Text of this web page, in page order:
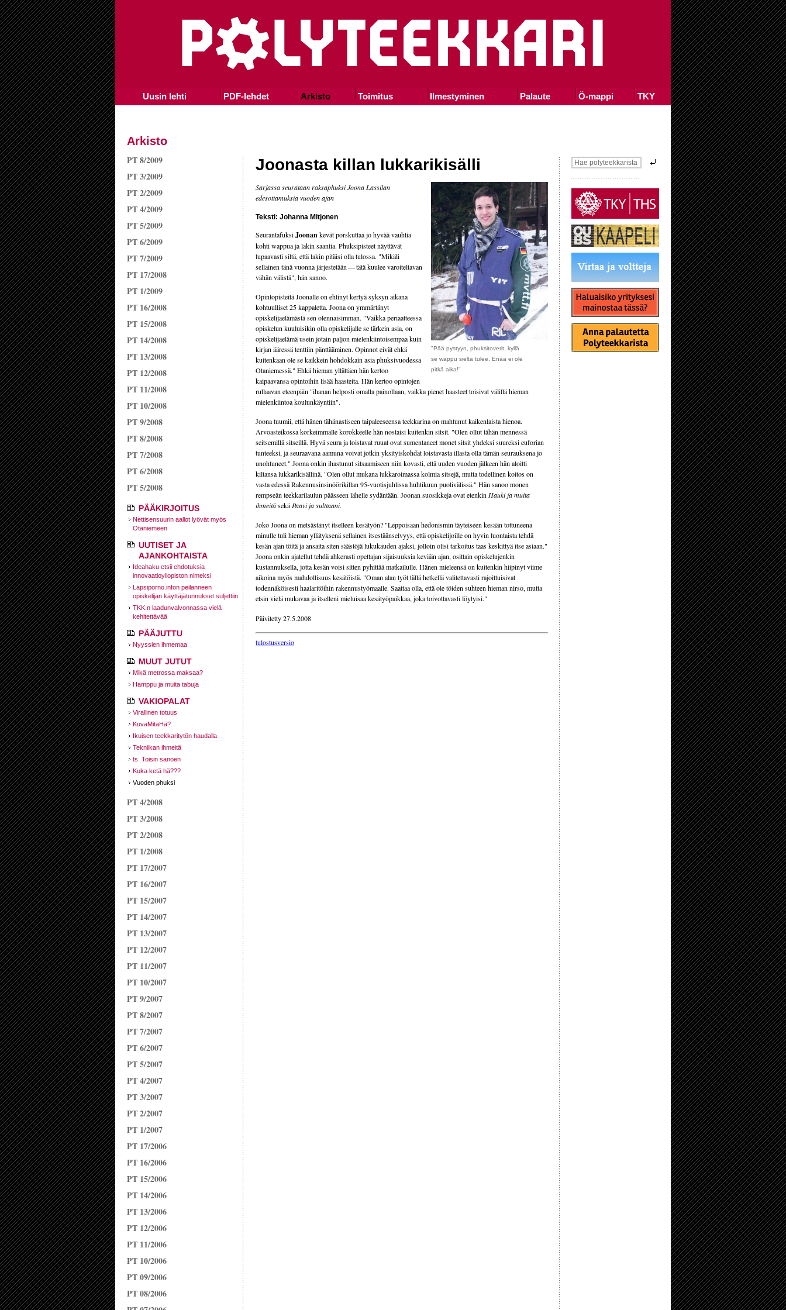
Uusin lehti PDF-lehdet Arkisto Toimitus Ilmestyminen Palaute Ö-mappi TKY
Arkisto
PT 8/2009
PT 3/2009
PT 2/2009
PT 4/2009
PT 5/2009
PT 6/2009
PT 7/2009
PT 17/2008
PT 1/2009
PT 16/2008
PT 15/2008
PT 14/2008
PT 13/2008
PT 12/2008
PT 11/2008
PT 10/2008
PT 9/2008
PT 8/2008
PT 7/2008
PT 6/2008
PT 5/2008
PÄÄKIRJOITUS
Nettisensuurin aallot lyövät myös
Otaniemeen
UUTISET JA
AJANKOHTAISTA
Ideahaku etsii ehdotuksia
innovaatioyliopiston nimeksi
Lapsiporno.infon peilanneen
opiskelijan käyttäjätunnukset suljettiin
TKK:n laadunvalvonnassa vielä
kehitettävää
PÄÄJUTTU
Nyyssien ihmemaa
MUUT JUTUT
Mikä metrossa maksaa?
Hamppu ja muita tabuja
VAKIOPALAT
Virallinen totuus
KuvaMitäHä?
Ikuisen teekkaritytön haudalla
Tekniikan ihmeitä
ts. Toisin sanoen
Kuka ketä hä???
Vuoden phuksi
PT 4/2008
PT 3/2008
PT 2/2008
PT 1/2008
PT 17/2007
PT 16/2007
PT 15/2007
PT 14/2007
PT 13/2007
PT 12/2007
PT 11/2007
PT 10/2007
PT 9/2007
PT 8/2007
PT 7/2007
PT 6/2007
PT 5/2007
PT 4/2007
PT 3/2007
PT 2/2007
PT 1/2007
PT 17/2006
PT 16/2006
PT 15/2006
PT 14/2006
PT 13/2006
PT 12/2006
PT 11/2006
PT 10/2006
PT 09/2006
PT 08/2006
Joonasta killan lukkarikisälli
"Pää pystyyn, phuksitoverit, kyllä
se wappu sieltä tulee. Enää ei ole
pitkä aika!"
Sarjassa seurataan raksaphuksi Joona Lassilan
edesottamuksia vuoden ajan
Teksti: Johanna Mitjonen
SeurantafuksiJoonankevät porskuttaa jo hyvää vauhtia
kohti wappua ja lakin saantia. Phuksipisteet näyttävät
lupaavasti siltä, että lakin pitäisi olla tulossa. "Mikäli
sellainen tänä vuonna järjestetään — tätä kuulee varoiteltavan
vähän välistä", hän sanoo.
Opintopisteitä Joonalle on ehtinyt kertyä syksyn aikana
kohtuulliset 25 kappaletta. Joona on ymmärtänyt
opiskelijaelämästä sen olennaisimman. "Vaikka periaatteessa
opiskelun kuuluisikin olla opiskelijalle se tärkein asia, on
opiskelijaelämä usein jotain paljon mielenkiintoisempaa kuin
kirjan ääressä tenttiin pänttääminen. Opinnot eivät ehkä
kuitenkaan ole se kaikkein hohdokkain asia phuksivuodessa
Otaniemessä." Ehkä hieman yllättäen hän kertoo
kaipaavansa opintoihin lisää haasteita. Hän kertoo opintojen
rullaavan eteenpäin "ihanan helposti omalla painollaan, vaikka pienet haasteet toisivat välillä hieman
mielenkiintoa koulunkäyntiin".
Joona tuumii, että hänen tähänastiseen taipaleeseensa teekkarina on mahtunut kaikenlaista hienoa.
Arvoasteikossa korkeimmalle korokkeelle hän nostaisi kuitenkin sitsit. "Olen ollut tähän mennessä
seitsemillä sitseillä. Hyvä seura ja loistavat ruuat ovat sumentaneet monet sitsit yhdeksi suureksi euforian
tunteeksi, ja seuraavana aamuna voivat jotkin yksityiskohdat loistavasta illasta olla tämän seurauksena jo
unohtuneet." Joona onkin ihastunut sitsaamiseen niin kovasti, että uuden vuoden jälkeen hän aloitti
kiltansa lukkarikisällinä. "Olen ollut mukana lukkaroimassa kolmia sitsejä, mutta todellinen koitos on
vasta edessä Rakennusinsinöörikillan 95-vuotisjuhlissa huhtikuun puolivälissä." Hän sanoo monen
rempseän teekkarilaulun päässeen lähelle sydäntään. Joonan suosikkeja ovat etenkin Hauki ja muita
ihmeitäsekä Paavi ja sulttaani.
Joko Joona on metsästänyt itselleen kesätyön? "Leppoisaan hedonismin täyteiseen kesään tottuneena
minulle tuli hieman yllätyksenä sellainen itsestäänselvyys, että opiskelijoille on hyvin luontaista tehdä
kesän ajan töitä ja ansaita siten säästöjä lukukauden ajaksi, jolloin olisi tarkoitus taas keskittyä itse asiaan."
Joona onkin ajatellut tehdä ahkerasti opettajan sijaisuuksia kevään ajan, osittain opiskelujenkin
kustannuksella, jotta kesän voisi sitten pyhittää matkailulle. Hänen mieleensä on kuitenkin hiipinyt viime
aikoina myös mahdollisuus kesätöistä. "Oman alan työt tällä hetkellä valitettavasti rajoittuisivat
todennäköisesti haalaritöihin rakennustyömaalle. Saattaa olla, että ole töiden suhteen hieman nirso, mutta
etsin vielä mukavaa ja itselleni mieluisaa kesätyöpaikkaa, joka toivottavasti löytyisi."
Päivitetty 27.5.2008
tulostusversio